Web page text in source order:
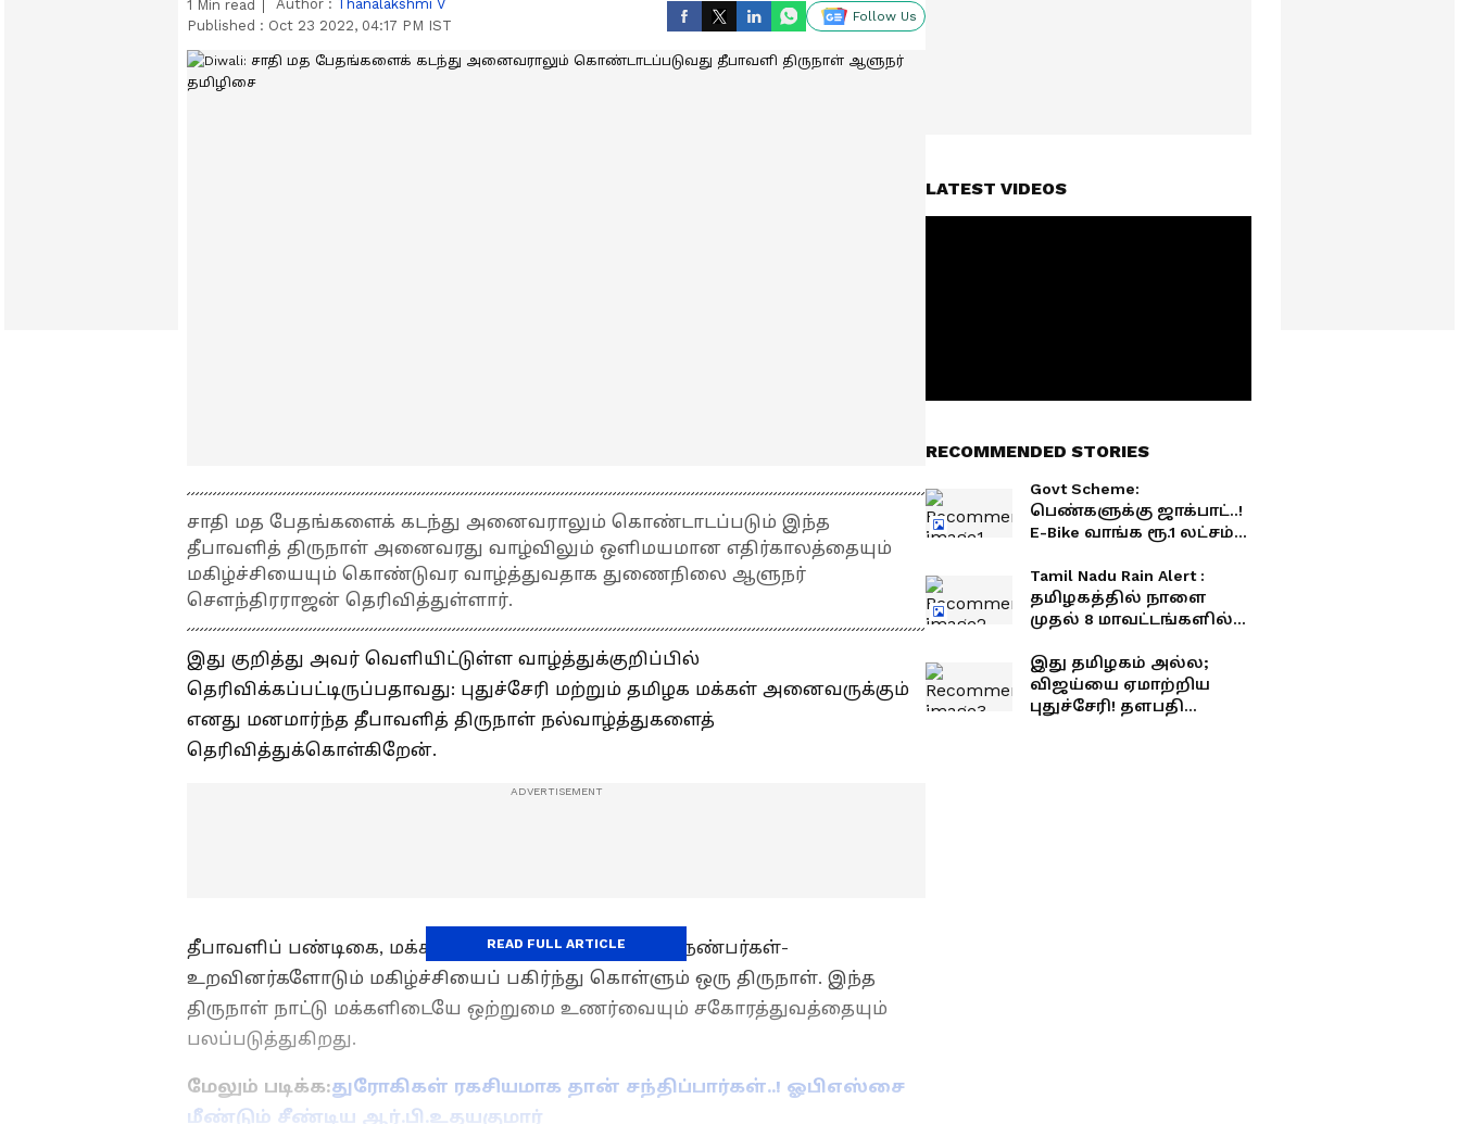
1 Min read Author : Thanalakshmi V
Published : Oct 23 2022, 04:17 PM IST
Follow Us
சாதி மத பேதங்களைக் கடந்து அனைவராலும் கொண்டாடப்படும் இந்த
தீபாவளித் திருநாள் அனைவரது வாழ்விலும் ஒளிமயமான எதிர்காலத்தையும்
மகிழ்ச்சியையும் கொண்டுவர வாழ்த்துவதாக துணைநிலை ஆளுநர்
செளந்திரராஜன் தெரிவித்துள்ளார்.
இது குறித்து அவர் வெளியிட்டுள்ள வாழ்த்துக்குறிப்பில்
தெரிவிக்கப்பட்டிருப்பதாவது: புதுச்சேரி மற்றும் தமிழக மக்கள் அனைவருக்கும்
எனது மனமார்ந்த தீபாவளித் திருநாள் நல்வாழ்த்துகளைத்
தெரிவித்துக்கொள்கிறேன்.
தீபாவளிப் பண்டிகை, மக்கள் தங்கள் குடும்பத்தோடும் நண்பர்கள்-
உறவினர்களோடும் மகிழ்ச்சியைப் பகிர்ந்து கொள்ளும் ஒரு திருநாள். இந்த
திருநாள் நாட்டு மக்களிடையே ஒற்றுமை உணர்வையும் சகோரத்துவத்தையும்
பலப்படுத்துகிறது.
மேலும் படிக்க:துரோகிகள் ரகசியமாக தான் சந்திப்பார்கள்..! ஓபிஎஸ்சை
மீண்டும் சீண்டிய ஆர்.பி.உதயகுமார்
READ FULL ARTICLE
LATEST VIDEOS
RECOMMENDED STORIES
Govt Scheme:
பெண்களுக்கு ஜாக்பாட்..!
E-Bike வாங்க ரூ.1 லட்சம்
விண்ணப்பிக்கனும்
தெரியுமா?!
Tamil Nadu Rain Alert :
தமிழகத்தில் நாளை
முதல் 8 மாவட்டங்களில்
இது தமிழகம் அல்ல;
விஜய்யை ஏமாற்றிய
புதுச்சேரி! தளபதி